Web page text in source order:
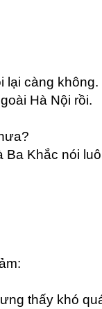
lại càng
Hà Nội rồi.
Khắc nói
thấy khó